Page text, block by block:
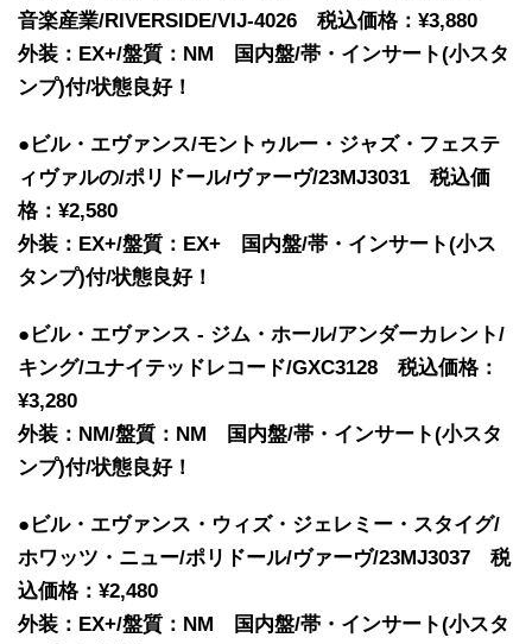
音楽産業/RIVERSIDE/VIJ-4026 税込価格：¥3,880
外装：EX+/盤質：NM 国内盤/帯・インサート(小スタ
ンプ)付/状態良好！
●ビル・エヴァンス/モントゥルー・ジャズ・フェステ
ィヴァルの/ポリドール/ヴァーヴ/23MJ3031 税込価
格：¥2,580
外装：EX+/盤質：EX+ 国内盤/帯・インサート(小ス
タンプ)付/状態良好！
●ビル・エヴァンス - ジム・ホール/アンダーカレント/
キング/ユナイテッドレコード/GXC3128 税込価格：
¥3,280
外装：NM/盤質：NM 国内盤/帯・インサート(小スタ
ンプ)付/状態良好！
●ビル・エヴァンス・ウィズ・ジェレミー・スタイグ/
ホワッツ・ニュー/ポリドール/ヴァーヴ/23MJ3037 税
込価格：¥2,480
外装：EX+/盤質：NM 国内盤/帯・インサート(小スタ